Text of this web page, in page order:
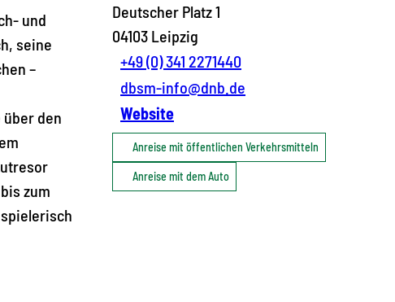
und
seine
–
den
zum
Deutscher Platz 1
04103 Leipzig
+49 (0) 341 2271440
dbsm-info@dnb.de
Website
Anreise mit öffentlichen Verkehrsmitteln
Anreise mit dem Auto